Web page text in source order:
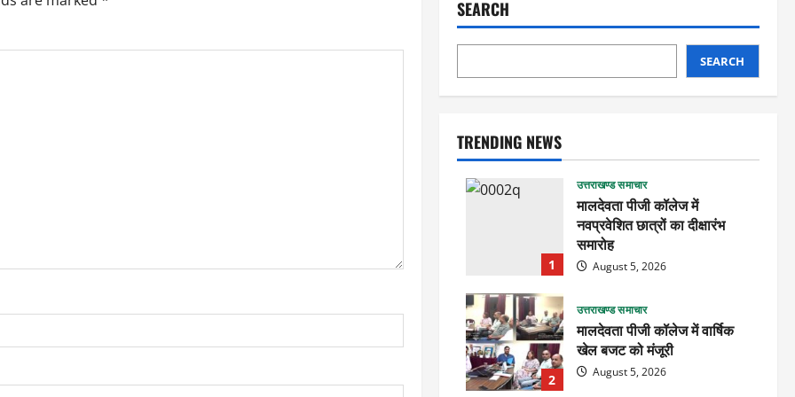
SEARCH
SEARCH
TRENDING NEWS
1
उत्तराखण्ड समाचार
मालदेवता पीजी कॉलेज में
नवप्रवेशित छात्रों का दीक्षारंभ
समारोह
August 5, 2026
2
उत्तराखण्ड समाचार
मालदेवता पीजी कॉलेज में वार्षिक
खेल बजट को मंजूरी
August 5, 2026